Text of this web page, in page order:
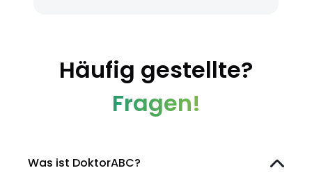
Häufig gestellte?
Fragen!
Was ist DoktorABC?